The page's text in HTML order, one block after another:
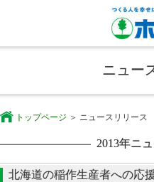
ニュー
トップページ ニュースリリース
2013年ニ
北海道の稲作生産者への応